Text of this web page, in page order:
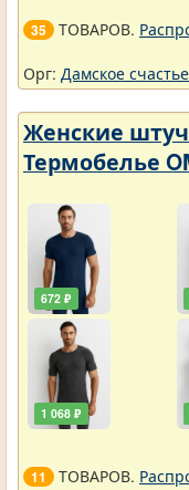
35 ТОВАРОВ.
Орг: Дамское счастье
Женские
Термобелье
672 ₽
1 068 ₽
11 ТОВАРОВ.